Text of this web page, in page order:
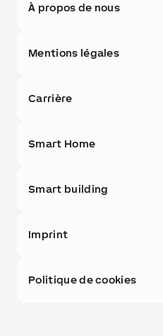
À propos de nous
Mentions légales
Carrière
Smart Home
Smart building
Imprint
Politique de cookies